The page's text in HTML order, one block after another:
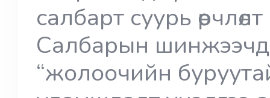
салбарт суурь
Салбарын
“жолоочийн